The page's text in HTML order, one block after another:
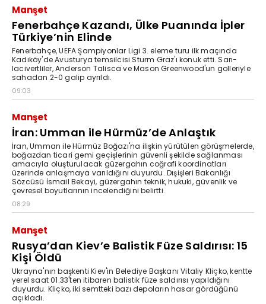
Manşet
Fenerbahçe Kazandı, Ülke Puanında İpler
Türkiye’nin Elinde
Fenerbahçe, UEFA Şampiyonlar Ligi 3. eleme turu ilk maçında
Kadıköy'de Avusturya temsilcisi Sturm Graz'ı konuk etti. Sarı-
lacivertliler, Anderson Talisca ve Mason Greenwood'un golleriyle
sahadan 2-0 galip ayrıldı.
09:03
Manşet
İran: Umman ile Hürmüz’de Anlaştık
İran, Umman ile Hürmüz Boğazı'na ilişkin yürütülen görüşmelerde,
boğazdan ticari gemi geçişlerinin güvenli şekilde sağlanması
amacıyla oluşturulacak güzergahın coğrafi koordinatları
üzerinde anlaşmaya varıldığını duyurdu. Dışişleri Bakanlığı
Sözcüsü İsmail Bekayi, güzergahın teknik, hukuki, güvenlik ve
çevresel boyutlarının incelendiğini belirtti.
08:29
Manşet
Rusya’dan Kiev’e Balistik Füze Saldırısı: 15
Kişi Öldü
Ukrayna'nın başkenti Kiev'in Belediye Başkanı Vitaliy Kliçko, kentte
yerel saat 01.33'ten itibaren balistik füze saldırısı yapıldığını
duyurdu. Kliçko, iki semtteki bazı depoların hasar gördüğünü
açıkladı.